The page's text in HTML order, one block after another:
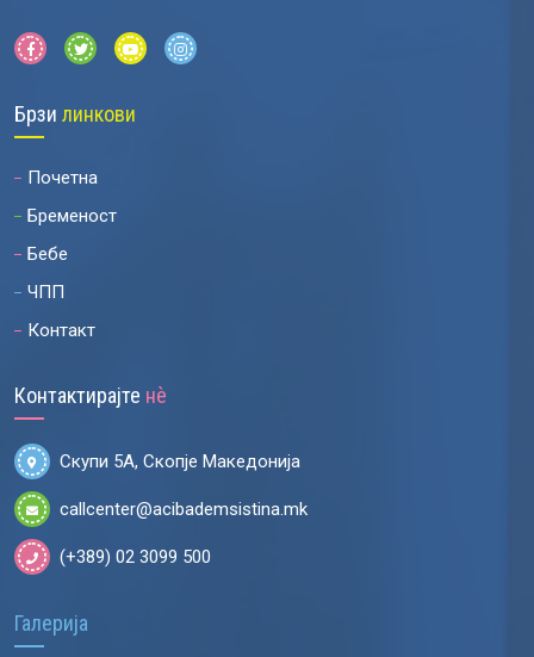
Брзи линкови
Почетна
Бременост
Бебе
ЧПП
Контакт
Контактирајте нѐ
Скупи 5А, Скопје Македонија
callcenter@acibademsistina.mk
(+389) 02 3099 500
Галерија